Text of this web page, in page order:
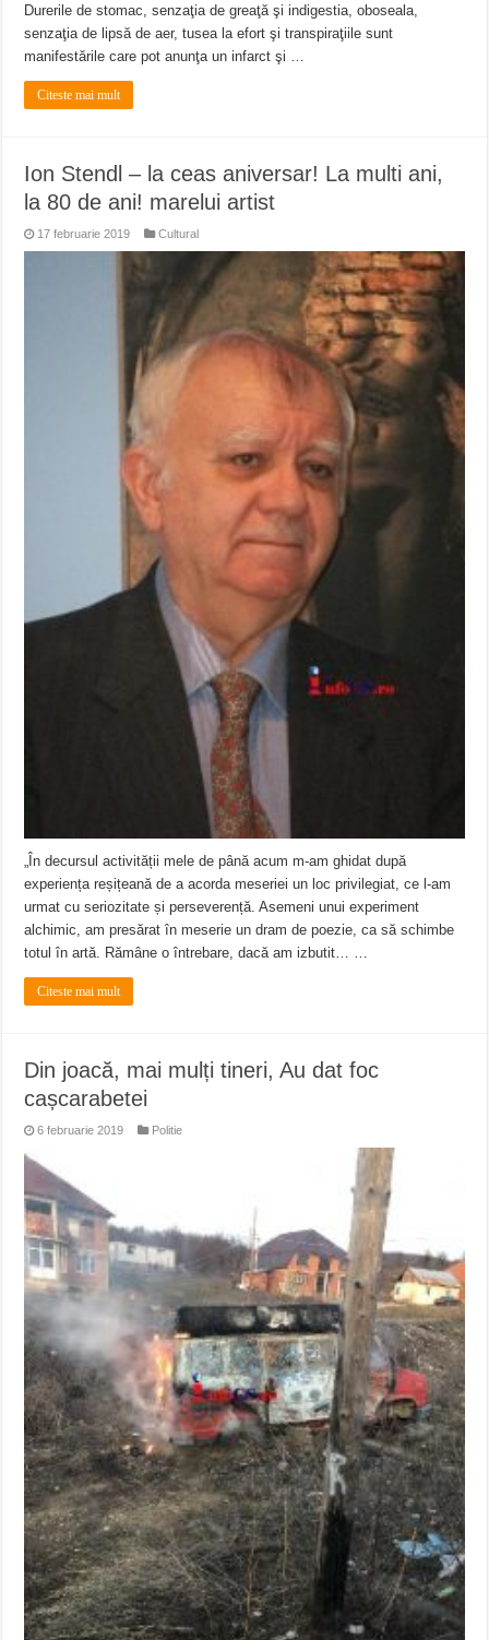
Durerile de stomac, senzaţia de greaţă şi indigestia, oboseala,
senzaţia de lipsă de aer, tusea la efort şi transpiraţiile sunt
manifestările care pot anunţa un infarct şi …
Citeste mai mult
Ion Stendl – la ceas aniversar! La multi ani,
la 80 de ani! marelui artist
17 februarie 2019 Cultural
„În decursul activității mele de până acum m-am ghidat după
experiența reșițeană de a acorda meseriei un loc privilegiat, ce l-am
urmat cu seriozitate și perseverență. Asemeni unui experiment
alchimic, am presărat în meserie un dram de poezie, ca să schimbe
totul în artă. Rămâne o întrebare, dacă am izbutit… …
Citeste mai mult
Din joacă, mai mulți tineri, Au dat foc
cașcarabetei
6 februarie 2019 Politie